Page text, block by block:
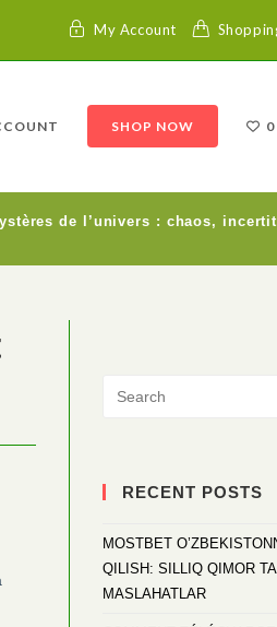
My Account
SHOP NOW 0
de l’univers : chaos,
RECENT POSTS
MOSTBET
QILISH: SILLIQ QIMOR
MASLAHATLAR